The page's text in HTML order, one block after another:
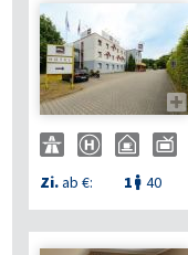

Zi.ab €: 1  40